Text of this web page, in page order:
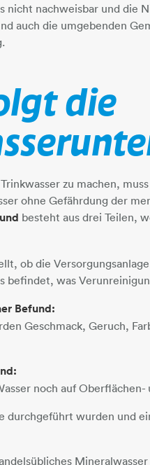
nicht nachweisbar und
auch die umgebenden
die
Trinkwasser zu machen,
ohne Gefährdung der
besteht aus drei Teilen,
ob die
befindet, was
Befund:
Geschmack, Geruch,
noch auf
durchgeführt wurden und